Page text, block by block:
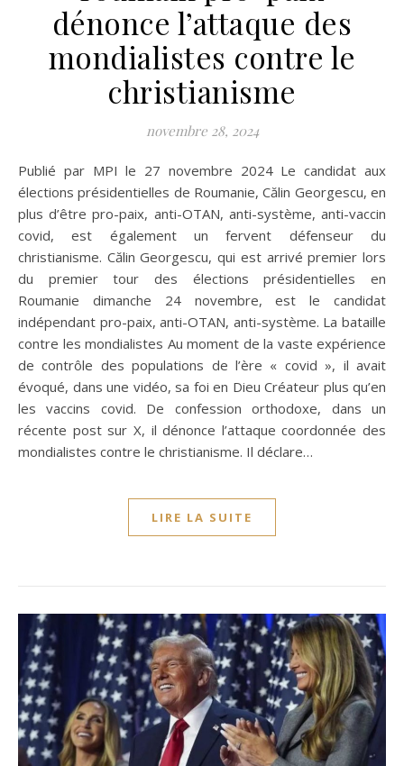
dénonce l’attaque des
mondialistes contre le
christianisme
novembre 28, 2024
Publié par MPI le 27 novembre 2024 Le candidat aux
élections présidentielles de Roumanie, Călin Georgescu, en
plus d’être pro-paix, anti-OTAN, anti-système, anti-vaccin
covid, est également un fervent défenseur du
christianisme. Călin Georgescu, qui est arrivé premier lors
du premier tour des élections présidentielles en
Roumanie dimanche 24 novembre, est le candidat
indépendant pro-paix, anti-OTAN, anti-système. La bataille
contre les mondialistes Au moment de la vaste expérience
de contrôle des populations de l’ère « covid », il avait
évoqué, dans une vidéo, sa foi en Dieu Créateur plus qu’en
les vaccins covid. De confession orthodoxe, dans un
récente post sur X, il dénonce l’attaque coordonnée des
mondialistes contre le christianisme. Il déclare…
LIRE LA SUITE